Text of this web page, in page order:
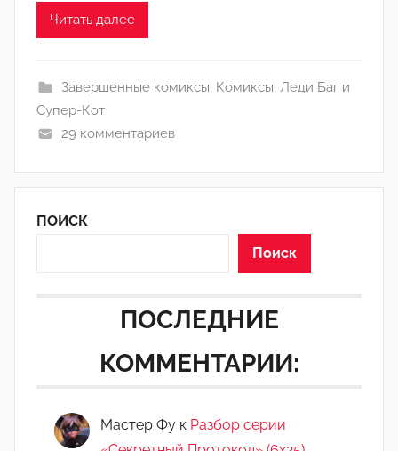
н
р
а
и
Читать далее
Завершенные комиксы Комиксы Леди Баг и
Супер-Кот
29 комментариев
ПОИСК
Поиск
ПОСЛЕДНИЕ
КОММЕНТАРИИ:
Мастер Фу к Разбор серии